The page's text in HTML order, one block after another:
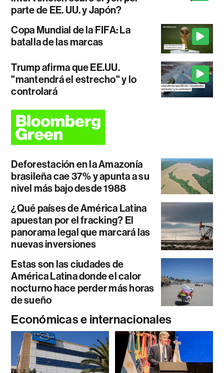
parte de EE. UU. y Japón?
Copa Mundial de la FIFA: La
batalla de las marcas
Trump afirma que EE.UU.
"mantendrá el estrecho" y lo
controlará
Deforestación en la Amazonía
brasileña cae 37% y apunta a su
nivel más bajo desde 1988
¿Qué países de América Latina
apuestan por el fracking? El
panorama legal que marcará las
nuevas inversiones
Estas son las ciudades de
América Latina donde el calor
nocturno hace perder más horas
de sueño
Económicas e internacionales